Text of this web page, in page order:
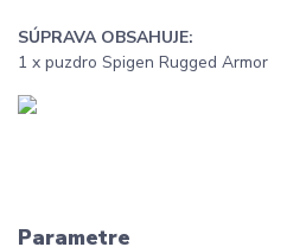
SÚPRAVA OBSAHUJE:
1 x puzdro Spigen Rugged Armor
Parametre